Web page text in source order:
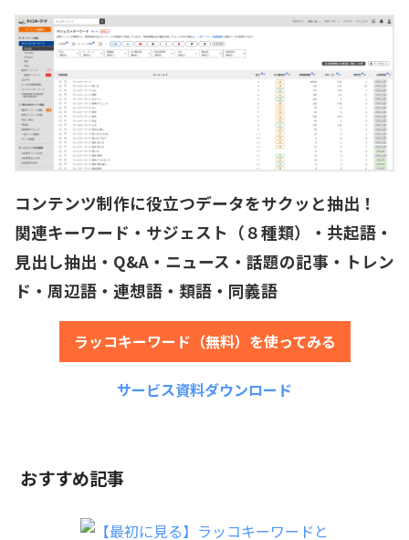
コンテンツ制作に役立つデータをサクッと抽出！
関連キーワード・サジェスト（８種類）・共起語・
見出し抽出・Q&A・ニュース・話題の記事・トレン
ド・周辺語・連想語・類語・同義語
ラッコキーワード（無料）を使ってみる
サービス資料ダウンロード
おすすめ記事